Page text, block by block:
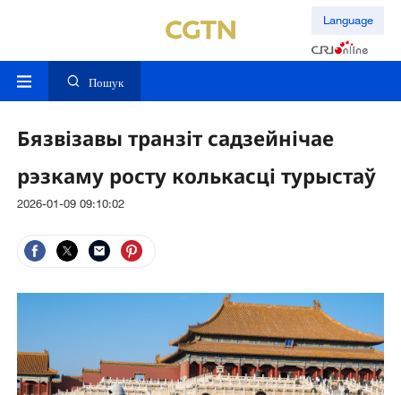
Language
Пошук
Бязвізавы транзіт садзейнічае
рэзкаму росту колькасці турыстаў
2026-01-09 09:10:02